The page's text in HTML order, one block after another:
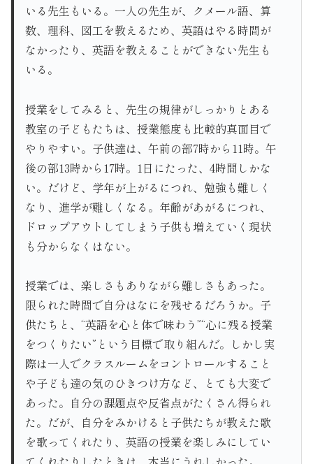
いる先生もいる。一人の先生が、クメール語、算
数、理科、図工を教えるため、英語はやる時間が
なかったり、英語を教えることができない先生も
いる。
授業をしてみると、先生の規律がしっかりとある
教室の子どもたちは、授業態度も比較的真面目で
やりやすい。子供達は、午前の部7時から11時。午
後の部13時から17時。1日にたった、4時間しかな
い。だけど、学年が上がるにつれ、勉強も難しく
なり、進学が難しくなる。年齢があがるにつれ、
ドロップアウトしてしまう子供も増えていく現状
も分からなくはない。
授業では、楽しさもありながら難しさもあった。
限られた時間で自分はなにを残せるだろうか。子
供たちと、“英語を心と体で味わう”“心に残る授業
をつくりたい”という目標で取り組んだ。しかし実
際は一人でクラスルームをコントロールすること
や子ども達の気のひきつけ方など、とても大変で
あった。自分の課題点や反省点がたくさん得られ
た。だが、自分をみかけると子供たちが教えた歌
を歌ってくれたり、英語の授業を楽しみにしてい